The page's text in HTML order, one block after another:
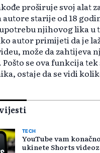
proširuje svoj alat
starije od 18
njihovog lika u
autor primijeti da je
može da zahtijeva
se ova funkcija tek
ostaje da se vidi
TECH
YouTube vam
ukinete Shorts